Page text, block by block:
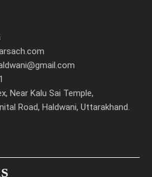
Near Kalu Sai Temple,
Road, Haldwani, Uttarakhand.